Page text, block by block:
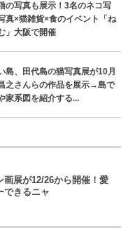
の写真も展示！3名のネコ写
真×猫雑貨×食のイベント「ね
」大阪で開催
島、田代島の猫写真展が10月
之さんらの作品を展示→島で
家系図を紹介する...
画展が12/26から開催！愛
できるニャ